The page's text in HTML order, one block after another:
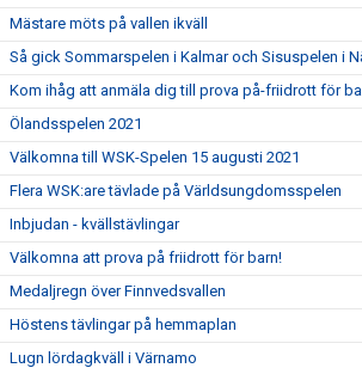
Mästare möts på vallen ikväll
Så gick Sommarspelen i Kalmar och Sisuspelen i
Kom ihåg att anmäla dig till prova på-friidrott för
Ölandsspelen 2021
Välkomna till WSK-Spelen 15 augusti 2021
Flera WSK:are tävlade på Världsungdomsspelen
Inbjudan - kvällstävlingar
Välkomna att prova på friidrott för barn!
Medaljregn över Finnvedsvallen
Höstens tävlingar på hemmaplan
Lugn lördagkväll i Värnamo